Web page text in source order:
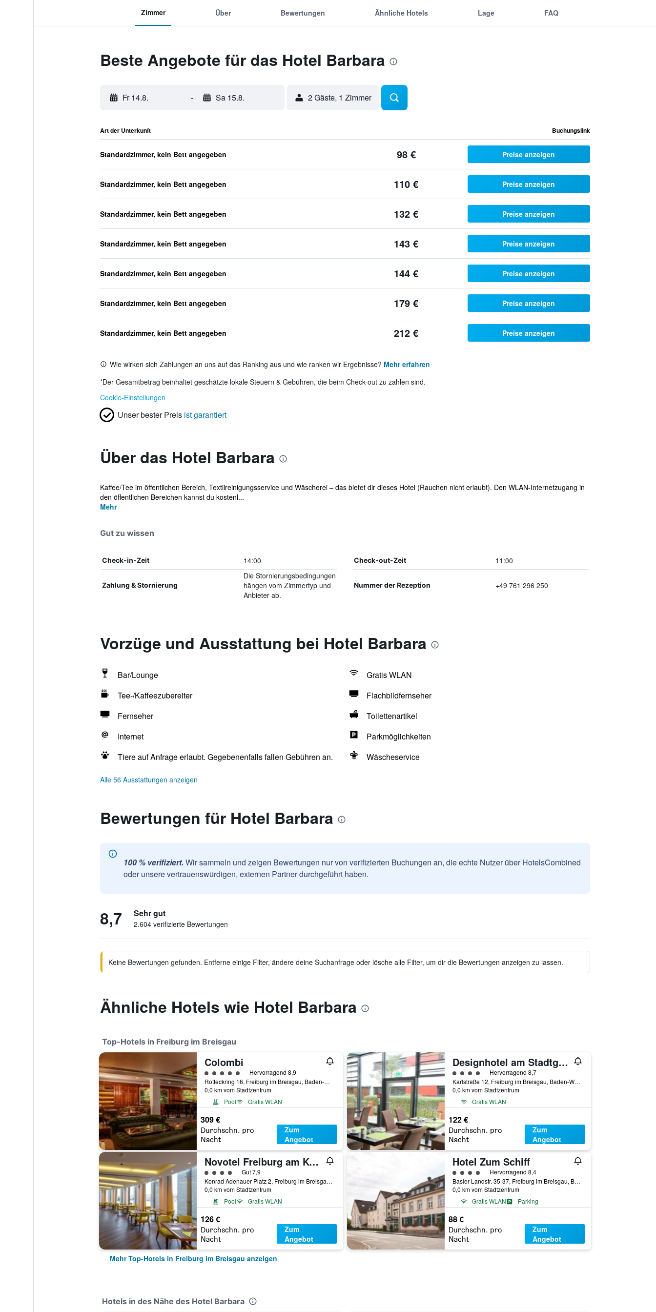
Zimmer Über Bewertungen Ähnliche Hotels Lage FAQ
Beste Angebote für das Hotel Barbara
Fr 14.8. - Sa 15.8. 2 Gäste, 1 Zimmer
Art der Unterkunft Buchungslink
Standardzimmer, kein Bett angegeben 98 € Preise anzeigen
Standardzimmer, kein Bett angegeben 110 € Preise anzeigen
Standardzimmer, kein Bett angegeben 132 € Preise anzeigen
Standardzimmer, kein Bett angegeben 143 € Preise anzeigen
Standardzimmer, kein Bett angegeben 144 € Preise anzeigen
Standardzimmer, kein Bett angegeben 179 € Preise anzeigen
Standardzimmer, kein Bett angegeben 212 € Preise anzeigen
Wie wirken sich Zahlungen an uns auf das Ranking aus und wie ranken wir Ergebnisse? Mehr erfahren
*Der Gesamtbetrag beinhaltet geschätzte lokale Steuern & Gebühren, die beim Check-out zu zahlen sind.
Cookie-Einstellungen
Unser bester Preis ist garantiert
Über das Hotel Barbara
Kaffee/Tee im öffentlichen Bereich, Textilreinigungsservice und Wäscherei – das bietet dir dieses Hotel (Rauchen nicht erlaubt). Den WLAN-Internetzugang in
den öffentlichen Bereichen kannst du kostenl...
Mehr
Gut zu wissen
Check-in-Zeit 14:00 Check-out-Zeit 11:00
Zahlung & Stornierung
Die Stornierungsbedingungen
hängen vom Zimmertyp und
Anbieter ab.
Nummer der Rezeption +49 761 296 250
Vorzüge und Ausstattung bei Hotel Barbara
Bar/Lounge
Gratis WLAN
Tee-/Kaffeezubereiter
Flachbildfernseher
Fernseher
Toilettenartikel
Internet
Parkmöglichkeiten
Tiere auf Anfrage erlaubt. Gegebenenfalls fallen Gebühren an.
Wäscheservice
Alle 56 Ausstattungen anzeigen
Bewertungen für Hotel Barbara
100 % verifiziert. Wir sammeln und zeigen Bewertungen nur von verifizierten Buchungen an, die echte Nutzer über HotelsCombined
oder unsere vertrauenswürdigen, externen Partner durchgeführt haben.
8,7 Sehr gut
2.604 verifizierte Bewertungen
Keine Bewertungen gefunden. Entferne einige Filter, ändere deine Suchanfrage oder lösche alle Filter, um dir die Bewertungen anzeigen zu lassen.
Ähnliche Hotels wie Hotel Barbara
Top-Hotels in Freiburg im Breisgau
Colombi
Bewertungskategorie 5
Hervorragend 8,9
Rotteckring 16, Freiburg im Breisgau, Baden-Württemberg, Deutschland
0,0 km vom Stadtzentrum
Pool
Gratis WLAN
309 €
Durchschn. pro
Nacht
Zum
Angebot
Designhotel am Stadtgarten
Bewertungskategorie 4
Hervorragend 8,7
Karlstraße 12, Freiburg im Breisgau, Baden-Württemberg, Deutschland
0,0 km vom Stadtzentrum
Gratis WLAN
122 €
Durchschn. pro
Nacht
Zum
Angebot
Novotel Freiburg am Konzerthaus
Bewertungskategorie 4
Gut 7,9
Konrad Adenauer Platz 2, Freiburg im Breisgau, Baden-Württemberg, Deutschland
0,0 km vom Stadtzentrum
Pool
Gratis WLAN
126 €
Durchschn. pro
Nacht
Zum
Angebot
Hotel Zum Schiff
Bewertungskategorie 4
Hervorragend 8,4
Basler Landstr. 35-37, Freiburg im Breisgau, Baden-Württemberg, Deutschland
0,0 km vom Stadtzentrum
Gratis WLAN
Parking
88 €
Durchschn. pro
Nacht
Zum
Angebot
Mehr Top-Hotels in Freiburg im Breisgau anzeigen
Hotels in des Nähe des Hotel Barbara